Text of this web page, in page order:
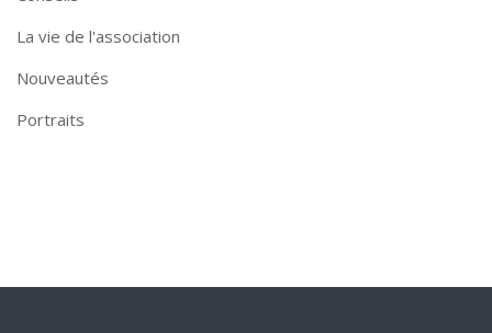
La vie de l'association
Nouveautés
Portraits